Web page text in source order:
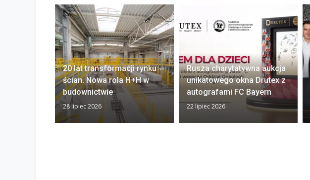
20 lat transformacji rynku
ścian. Nowa rola H+H w
budownictwie
28 lipiec 2026
Rusza charytatywna aukcja
unikatowego okna Drutex z
autografami FC Bayern
22 lipiec 2026